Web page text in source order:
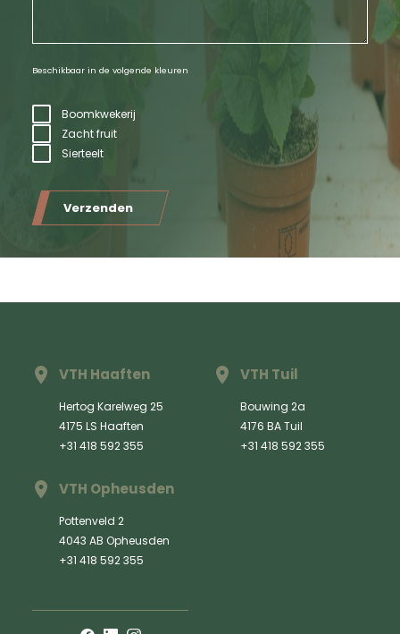
Beschikbaar in de volgende kleuren
Boomkwekerij
Zacht fruit
Sierteelt
Verzenden
VTH Haaften
Hertog Karelweg 25
4175 LS Haaften
+31 418 592 355
VTH Tuil
Bouwing 2a
4176 BA Tuil
+31 418 592 355
VTH Opheusden
Pottenveld 2
4043 AB Opheusden
+31 418 592 355